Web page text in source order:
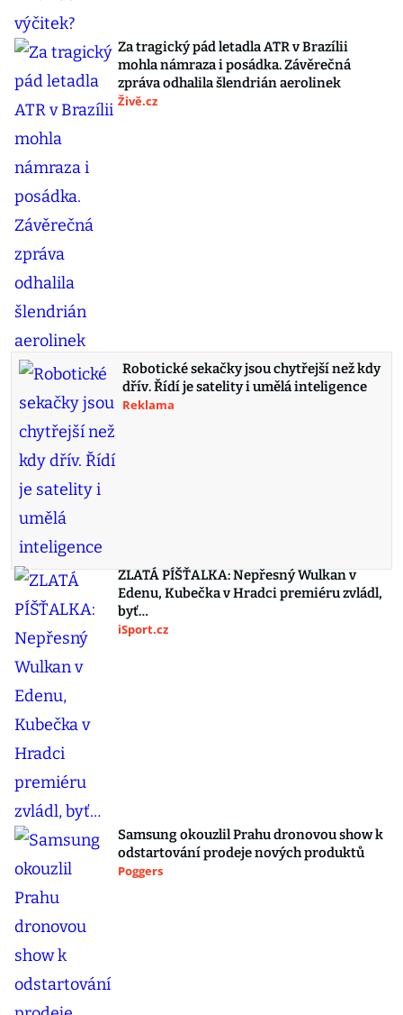
Za tragický pád letadla ATR v Brazílii
mohla námraza i posádka. Závěrečná
zpráva odhalila šlendrián aerolinek
Živě.cz
Robotické sekačky jsou chytřejší než kdy
dřív. Řídí je satelity i umělá inteligence
Reklama
ZLATÁ PÍŠŤALKA: Nepřesný Wulkan v
Edenu, Kubečka v Hradci premiéru zvládl,
byť…
iSport.cz
Samsung okouzlil Prahu dronovou show k
odstartování prodeje nových produktů
Poggers